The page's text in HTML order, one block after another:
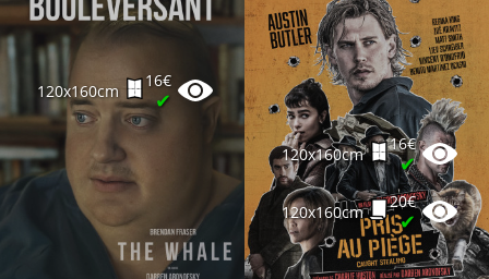
120x160cm
16€
✔
120x160cm
16€
✔
120x160cm
20€
✔